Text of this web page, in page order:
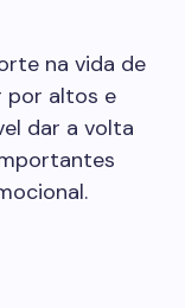
na vida de
por altos e
dar a volta